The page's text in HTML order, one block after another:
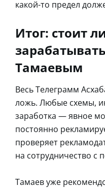
какой-то предел
Итог: стоит
Тамаевым
Весь Телеграмм
ложь. Любые схемы,
заработка — явное
постоянно
проверяет
на сотрудничество
Тамаев уже